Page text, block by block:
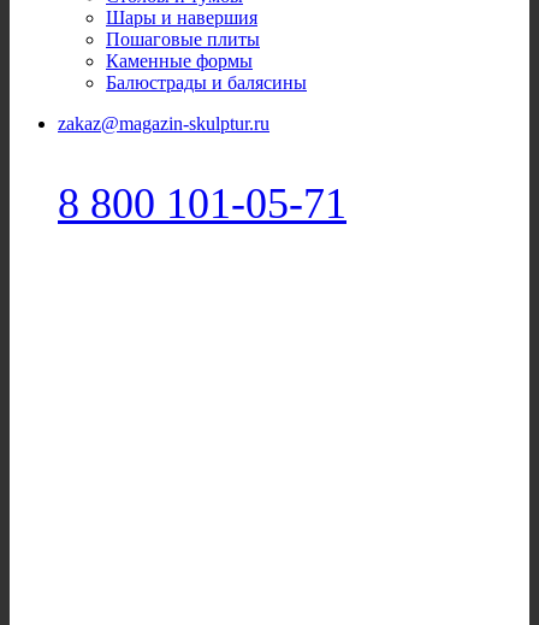
Шары и навершия
Пошаговые плиты
Каменные формы
Балюстрады и балясины
zakaz@magazin-skulptur.ru
8 800 101-05-71